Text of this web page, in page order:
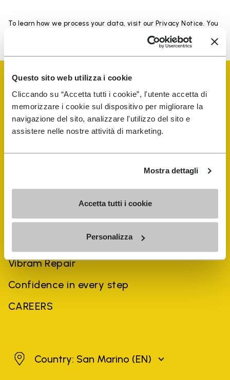
Questo sito web utilizza i cookie
Cliccando su “Accetta tutti i cookie”, l'utente accetta di
memorizzare i cookie sul dispositivo per migliorare la
navigazione del sito, analizzare l'utilizzo del sito e
assistere nelle nostre attività di marketing.
Mostra dettagli
Accetta tutti i cookie
Personalizza
To learn how we process your data, visit our Privacy Notice. You
History
Vibram Repair
Confidence in every step
CAREERS
San Marino
Country: San Marino (EN)